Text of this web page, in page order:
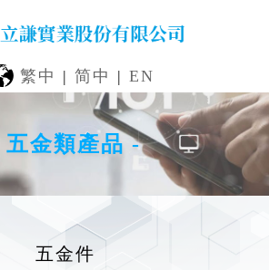
繁中 | 简中 | EN
五金類產品 -
五金件